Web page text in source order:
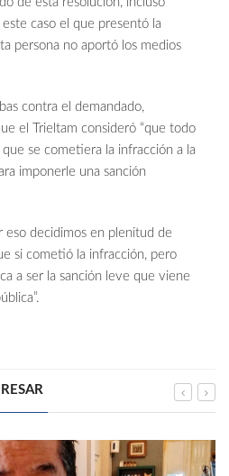
caso el que presentó la
persona no aportó los medios
contra el demandado,
el Trieltam consideró “que todo
se cometiera la infracción a la
imponerle una sanción
eso decidimos en plenitud de
si cometió la infracción, pero
a ser la sanción leve que viene